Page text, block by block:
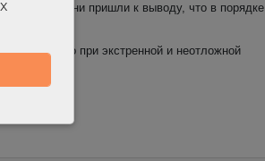
Они пришли к выводу, что в порядке
только при экстренной и неотложной